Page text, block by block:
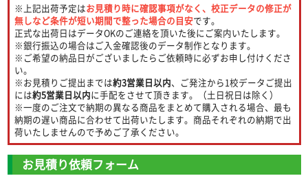
※上記出荷予定はお見積り時に確認事項がなく、校正データの修正が
無しなど条件が短い期間で整った場合の目安です。
正式な出荷日はデータOKのご連絡を頂いた後にご案内いたします。
※銀行振込の場合はご入金確認後のデータ制作となります。
※ご希望の納品日がございましたらご依頼時に必ずお申し付けくださ
い。
※お見積りご提出までは約3営業日以内、ご発注から1校データご提出
には約5営業日以内に手配をさせて頂きます。（土日祝日は除く）
※一度のご注文で納期の異なる商品をまとめて購入される場合、最も
納期の遅い商品に合わせて出荷いたします。商品それぞれの納期で出
荷いたしませんので予めご了承ください。
お見積り依頼フォーム